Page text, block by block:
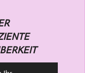
Pdf